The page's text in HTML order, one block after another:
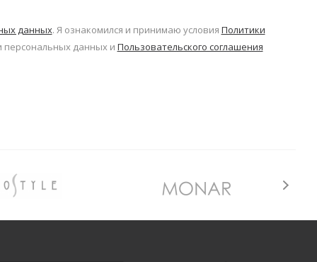
данных. Я ознакомился и принимаю условия Политики
данных и Пользовательского соглашения